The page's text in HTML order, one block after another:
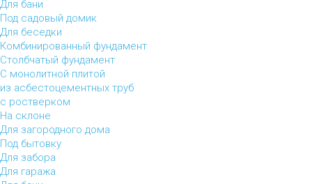
Для бани
Под садовый домик
Для беседки
Комбинированный фундамент
Столбчатый фундамент
С монолитной плитой
из асбестоцементных труб
с ростверком
На склоне
Для загородного дома
Под бытовку
Для забора
Для гаража